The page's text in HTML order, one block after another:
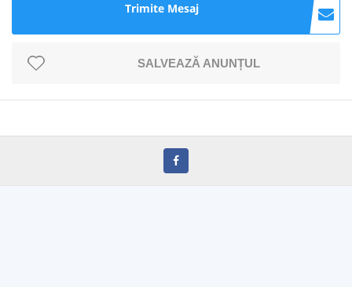
Trimite Mesaj
SALVEAZĂ ANUNȚUL